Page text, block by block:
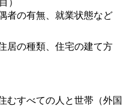
者の有無、就業状態など
居の種類、住宅の建て方
むすべての人と世帯（外国